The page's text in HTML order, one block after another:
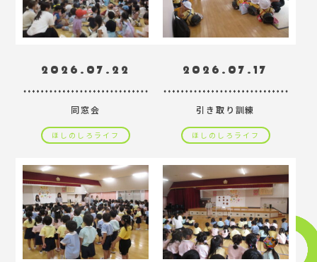
2026.07.22
同窓会
ほしのしろライフ
2026.07.17
引き取り訓練
ほしのしろライフ